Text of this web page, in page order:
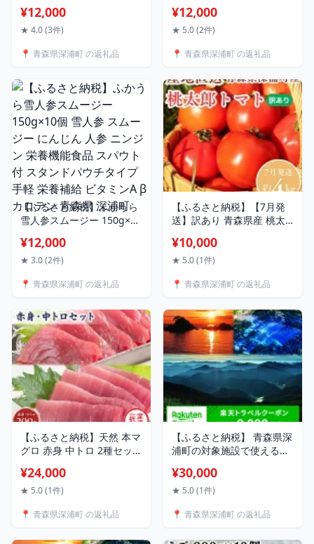
子 だんご
¥12,000
★ 4.0 (3件)
📍 青森県深浦町 の返礼品
柵 ねぎとろ 丼ぶり 海鮮丼
寿司 海鮮 魚介 贅沢 つまみ
わせ グルメ 産地直送 送料
¥12,000
★ 5.0 (2件)
📍 青森県深浦町 の返礼品
【ふるさと納税】ふかうら
雪人参スムージー 150g×10
じん 人参 ニンジン 栄養機
能食品 スパウト付 スタン
補給 ビタミンA βカロテン
¥12,000
★ 3.0 (2件)
📍 青森県深浦町 の返礼品
【ふるさと納税】【7月発
送】訳あり 青森県産 桃太
桃太郎 トマト 約4kg 20玉
前後 大玉 tomato 新鮮 野
地直送 農家直送 お取り寄
浦町
¥10,000
★ 5.0 (1件)
📍 青森県深浦町 の返礼品
【ふるさと納税】天然 本マ
グロ 赤身 中トロ 2種セット
ロマグロ 鮪 刺身 丼ぶり 寿
司 海鮮 魚介 贅沢 お取り寄
直送 送料無料 冷凍 あおも
¥24,000
★ 5.0 (1件)
📍 青森県深浦町 の返礼品
【ふるさと納税】 青森県深
浦町の対象施設で使える楽
30,000円
¥30,000
★ 5.0 (1件)
📍 青森県深浦町 の返礼品